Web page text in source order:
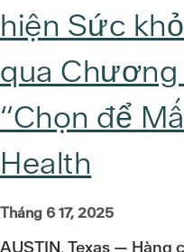
hiện Sức
qua
“Chọn để
Health
Tháng 6 17, 2025
AUSTIN, Texas — Hàng